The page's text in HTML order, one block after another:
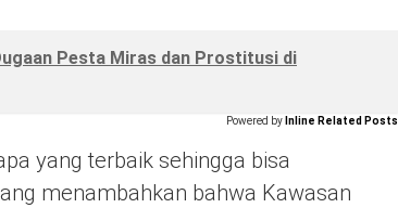
Pesta Miras dan Prostitusi di
Powered by Inline Related Posts
yang terbaik sehingga bisa
menambahkan bahwa Kawasan